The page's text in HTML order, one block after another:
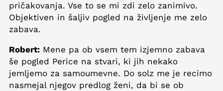
pričakovanja. Vse to se mi zdi zelo zanimivo.
Objektiven in šaljiv pogled na življenje me zelo
zabava.
Robert: Mene pa ob vsem tem izjemno zabava
še pogled Perice na stvari, ki jih nekako
jemljemo za samoumevne. Do solz me je recimo
nasmejal njegov predlog ženi, da bi se ob